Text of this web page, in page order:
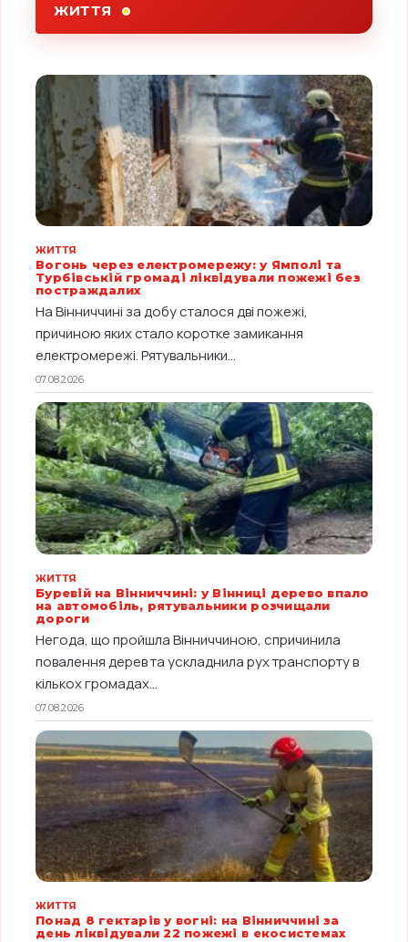
ЖИТТЯ
ЖИТТЯ
Вогонь через електромережу: у Ямполі та
Турбівській громаді ліквідували пожежі без
постраждалих
На Вінниччині за добу сталося дві пожежі,
причиною яких стало коротке замикання
електромережі. Рятувальники...
07.08.2026
ЖИТТЯ
Буревій на Вінниччині: у Вінниці дерево впало
на автомобіль, рятувальники розчищали
дороги
Негода, що пройшла Вінниччиною, спричинила
повалення дерев та ускладнила рух транспорту в
кількох громадах...
07.08.2026
ЖИТТЯ
Понад 8 гектарів у вогні: на Вінниччині за
день ліквідували 22 пожежі в екосистемах